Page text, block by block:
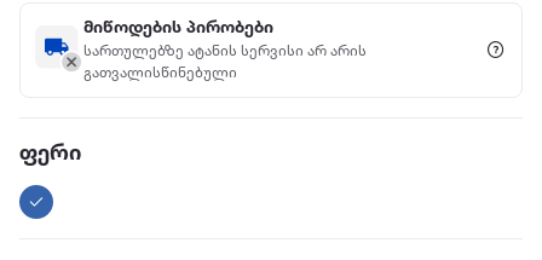
მიწოდების პირობები
სართულებზე ატანის სერვისი არ არის
გათვალისწინებული
ფერი